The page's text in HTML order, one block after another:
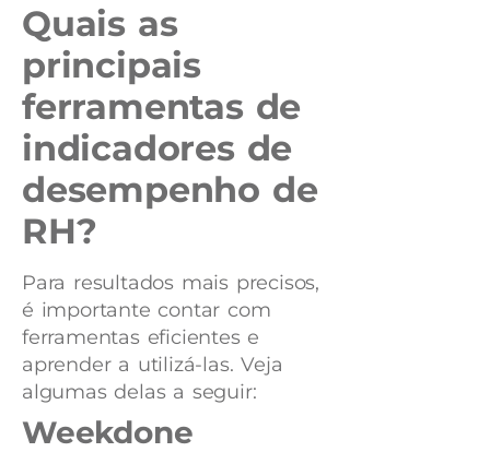
Quais as
principais
ferramentas de
indicadores de
desempenho de
RH?
Para resultados mais precisos,
é importante contar com
ferramentas eficientes e
aprender a utilizá-las. Veja
algumas delas a seguir:
Weekdone